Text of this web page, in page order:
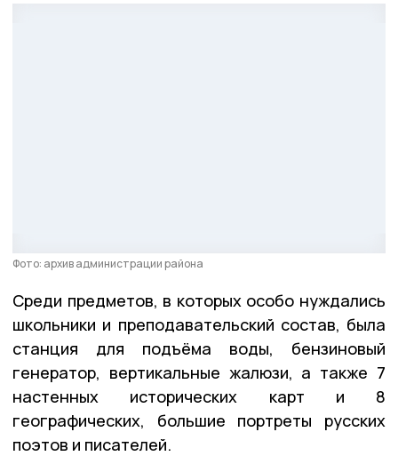
Фото: архив администрации района
Среди предметов, в которых особо нуждались
школьники и преподавательский состав, была
станция для подъёма воды, бензиновый
генератор, вертикальные жалюзи, а также 7
настенных исторических карт и 8
географических, большие портреты русских
поэтов и писателей.